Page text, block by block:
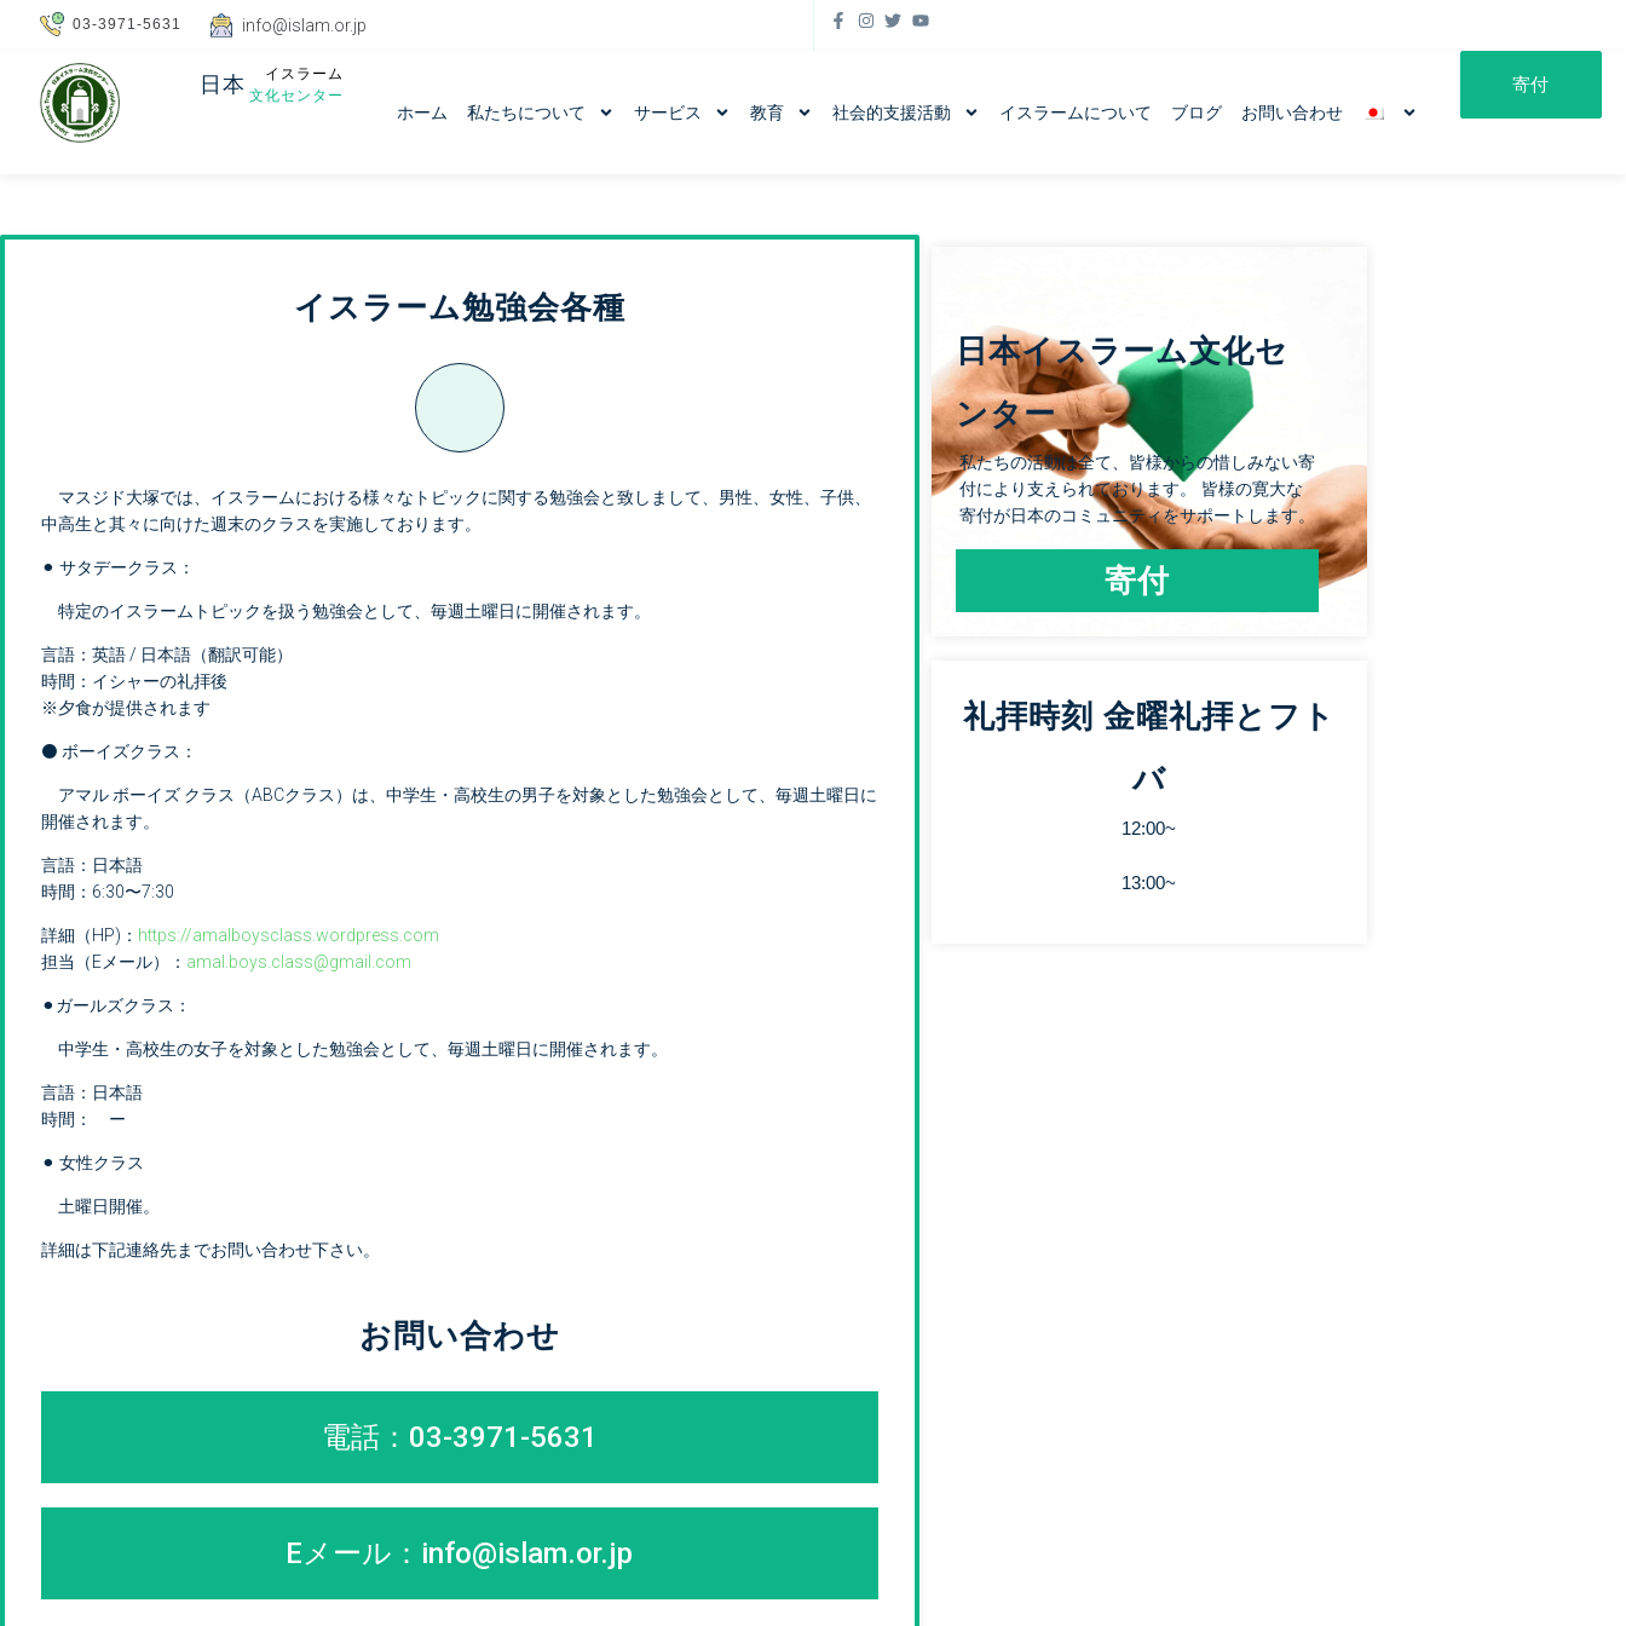
03-3971-5631 info@islam.or.jp
日本
イスラーム
文化センター
ホーム 私たちについて サービス 教育 社会的支援活動 イスラームについて ブログ お問い合わせ
寄付
イスラーム勉強会各種
マスジド大塚では、イスラームにおける様々なトピックに関する勉強会と致しまして、男性、女性、子供、
中高生と其々に向けた週末のクラスを実施しております。
⚫︎ サタデークラス：
特定のイスラームトピックを扱う勉強会として、毎週土曜日に開催されます。
言語：英語 / 日本語（翻訳可能）
時間：イシャーの礼拝後
※夕食が提供されます
⚫ ボーイズクラス：
アマル ボーイズ クラス（ABCクラス）は、中学生・高校生の男子を対象とした勉強会として、毎週土曜日に
開催されます。
言語：日本語
時間：6:30〜7:30
詳細（HP)： https://amalboysclass.wordpress.com
担当（Eメール）： amal.boys.class@gmail.com
⚫︎ガールズクラス：
中学生・高校生の女子を対象とした勉強会として、毎週土曜日に開催されます。
言語：日本語
時間： ー
⚫︎ 女性クラス
土曜日開催。
詳細は下記連絡先までお問い合わせ下さい。
お問い合わせ
電話：03-3971-5631
Eメール： info@islam.or.jp
日本イスラーム文化セ
ンター
私たちの活動は全て、皆様からの惜しみない寄
付により支えられております。 皆様の寛大な
寄付が日本のコミュニティをサポートします。
寄付
礼拝時刻 金曜礼拝とフト
バ
12:00~
13:00~